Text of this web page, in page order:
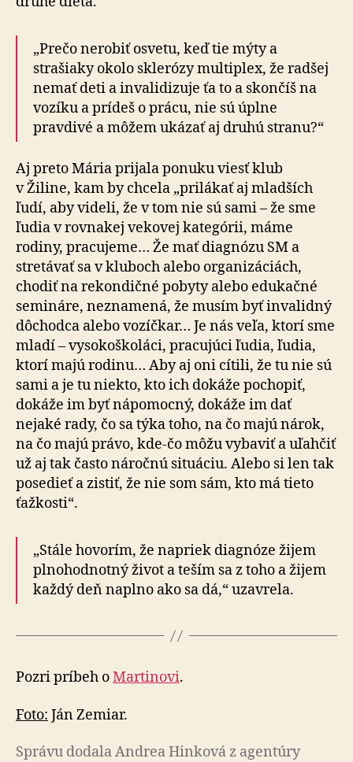
„Prečo nerobiť osvetu, keď tie mýty a
strašiaky okolo sklerózy multiplex, že radšej
nemať deti a invalidizuje ťa to a skončíš na
vozíku a prídeš o prácu, nie sú úplne
pravdivé a môžem ukázať aj druhú stranu?“
Aj preto Mária prijala ponuku viesť klub
v Žiline, kam by chcela „prilákať aj mladších
ľudí, aby videli, že v tom nie sú sami – že sme
ľudia v rovnakej vekovej kategórii, máme
rodiny, pracujeme… Že mať diagnózu SM a
stretávať sa v kluboch alebo organizáciách,
chodiť na rekondičné pobyty alebo edukačné
semináre, neznamená, že musím byť invalidný
dôchodca alebo vozíčkar… Je nás veľa, ktorí sme
mladí – vysokoškoláci, pracujúci ľudia, ľudia,
ktorí majú rodinu… Aby aj oni cítili, že tu nie sú
sami a je tu niekto, kto ich dokáže pochopiť,
dokáže im byť nápomocný, dokáže im dať
nejaké rady, čo sa týka toho, na čo majú nárok,
na čo majú právo, kde-čo môžu vybaviť a uľahčiť
už aj tak často náročnú situáciu. Alebo si len tak
posedieť a zistiť, že nie som sám, kto má tieto
ťažkosti“.
„Stále hovorím, že napriek diagnóze žijem
plnohodnotný život a teším sa z toho a žijem
každý deň naplno ako sa dá,“ uzavrela.
Pozri príbeh oMartinovi.
Foto: Ján Zemiar.
Správu dodala Andrea Hinková z agen­tú­ry